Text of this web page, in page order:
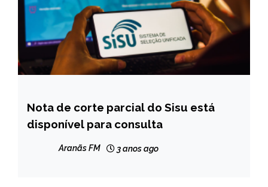
BRASIL
NOTÍCIAS
Nota de corte parcial do Sisu está
disponível para consulta
Aranãs FM 3 anos ago